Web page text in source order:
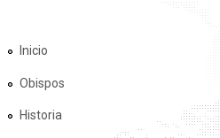
Inicio
Obispos
Historia